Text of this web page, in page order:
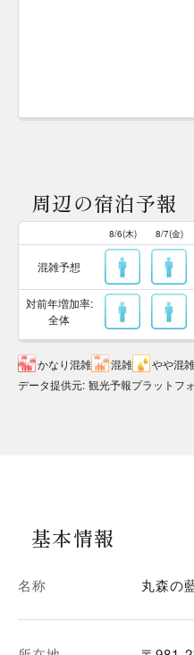
周辺の宿泊予報
8/6(木) 8/7(金)
混雑予想
対前年増加率:
全体
かなり混雑 混雑 やや混雑
データ提供元: 観光予報プラットフ
基本情報
名称 丸森の